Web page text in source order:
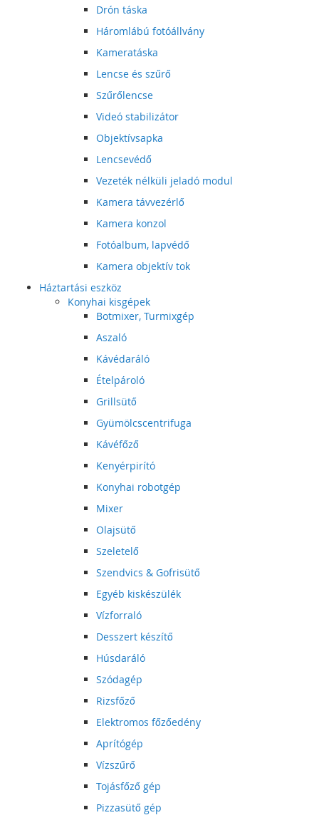
Drón táska
Háromlábú fotóállvány
Kameratáska
Lencse és szűrő
Szűrőlencse
Videó stabilizátor
Objektívsapka
Lencsevédő
Vezeték nélküli jeladó modul
Kamera távvezérlő
Kamera konzol
Fotóalbum, lapvédő
Kamera objektív tok
Háztartási eszköz
Konyhai kisgépek
Botmixer, Turmixgép
Aszaló
Kávédaráló
Ételpároló
Grillsütő
Gyümölcscentrifuga
Kávéfőző
Kenyérpirító
Konyhai robotgép
Mixer
Olajsütő
Szeletelő
Szendvics & Gofrisütő
Egyéb kiskészülék
Vízforraló
Desszert készítő
Húsdaráló
Szódagép
Rizsfőző
Elektromos főzőedény
Aprítógép
Vízszűrő
Tojásfőző gép
Pizzasütő gép